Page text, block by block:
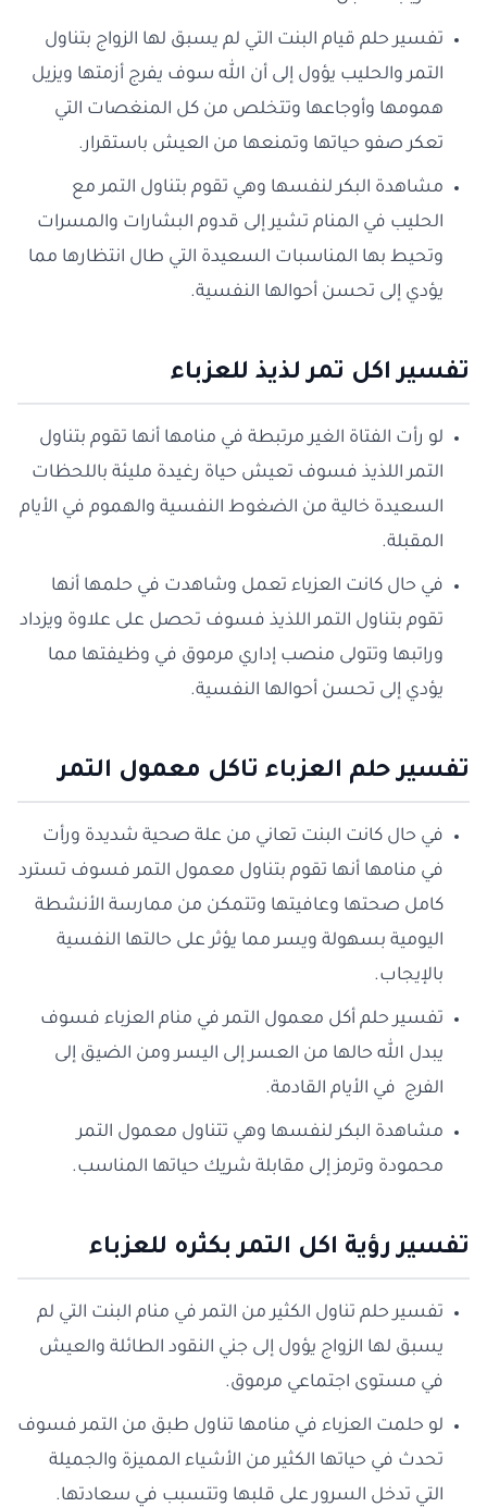
تفسير حلم قيام البنت التي لم يسبق لها الزواج بتناول
التمر والحليب يؤول إلى أن الله سوف يفرج أزمتها ويزيل
همومها وأوجاعها وتتخلص من كل المنغصات التي
تعكر صفو حياتها وتمنعها من العيش باستقرار.
مشاهدة البكر لنفسها وهي تقوم بتناول التمر مع
الحليب في المنام تشير إلى قدوم البشارات والمسرات
وتحيط بها المناسبات السعيدة التي طال انتظارها مما
يؤدي إلى تحسن أحوالها النفسية.
تفسير اكل تمر لذيذ للعزباء
لو رأت الفتاة الغير مرتبطة في منامها أنها تقوم بتناول
التمر اللذيذ فسوف تعيش حياة رغيدة مليئة باللحظات
السعيدة خالية من الضغوط النفسية والهموم في الأيام
المقبلة.
في حال كانت العزباء تعمل وشاهدت في حلمها أنها
تقوم بتناول التمر اللذيذ فسوف تحصل على علاوة ويزداد
وراتبها وتتولى منصب إداري مرموق في وظيفتها مما
يؤدي إلى تحسن أحوالها النفسية.
تفسير حلم العزباء تاكل معمول التمر
في حال كانت البنت تعاني من علة صحية شديدة ورأت
في منامها أنها تقوم بتناول معمول التمر فسوف تسترد
كامل صحتها وعافيتها وتتمكن من ممارسة الأنشطة
اليومية بسهولة ويسر مما يؤثر على حالتها النفسية
بالإيجاب.
تفسير حلم أكل معمول التمر في منام العزباء فسوف
يبدل الله حالها من العسر إلى اليسر ومن الضيق إلى
الفرج في الأيام القادمة.
مشاهدة البكر لنفسها وهي تتناول معمول التمر
محمودة وترمز إلى مقابلة شريك حياتها المناسب.
تفسير رؤية اكل التمر بكثره للعزباء
تفسير حلم تناول الكثير من التمر في منام البنت التي لم
يسبق لها الزواج يؤول إلى جني النقود الطائلة والعيش
في مستوى اجتماعي مرموق.
لو حلمت العزباء في منامها تناول طبق من التمر فسوف
تحدث في حياتها الكثير من الأشياء المميزة والجميلة
التي تدخل السرور على قلبها وتتسبب في سعادتها.